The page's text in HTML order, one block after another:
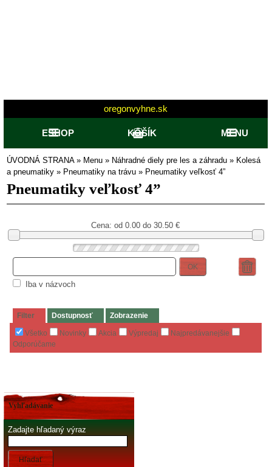
oregonvyhne.sk
ESHOP KOŠÍK MENU
ÚVODNÁ STRANA» Menu » Náhradné diely pre les a záhradu » Kolesá
a pneumatiky » Pneumatiky na trávu » Pneumatiky veľkosť 4”
Pneumatiky veľkosť 4”
Cena: od 0.00 do 30.50 €
OK
Iba v názvoch
Filter Dostupnosť Zobrazenie
Všetko Novinky Akcia Výpredaj
Najpredávanejšie
Odporúčame
Vyhľadávanie
Zadajte hľadaný výraz
Hľadať